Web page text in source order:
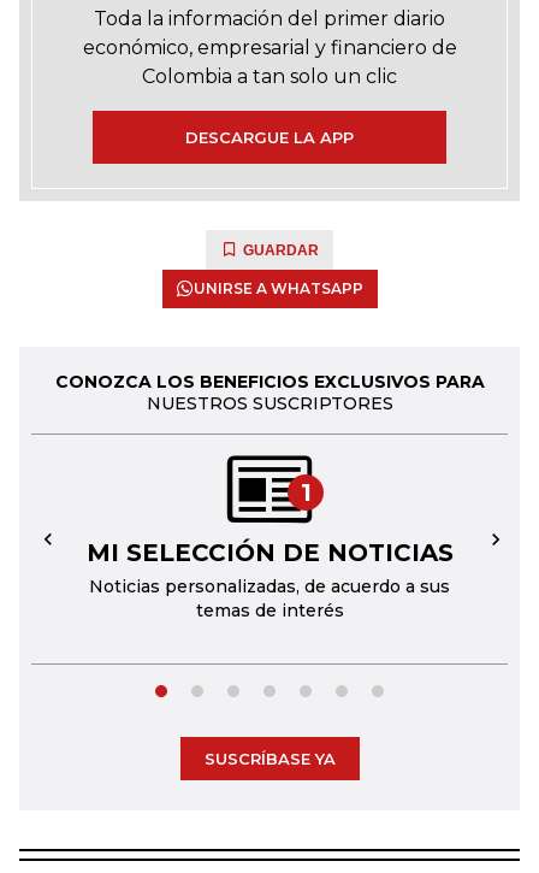
Toda la información del primer diario
económico, empresarial y financiero de
Colombia a tan solo un clic
DESCARGUE LA APP
GUARDAR
UNIRSE A WHATSAPP
CONOZCA LOS BENEFICIOS EXCLUSIVOS PARA
NUESTROS SUSCRIPTORES
1
MI SELECCIÓN DE NOTICIAS
Noticias personalizadas, de acuerdo a sus
temas de interés
← →
SUSCRÍBASE YA